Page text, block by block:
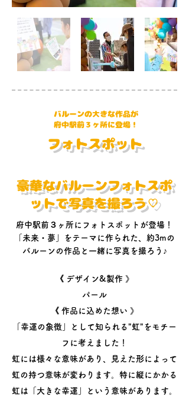
​フォトスポット
​バルーンの大きな作品が
​府中駅前３ヶ所に登場！
​豪華なバルーンフォトスポ
ットで写真を撮ろう♡
府中駅前３ヶ所にフォトスポットが登場！
「未来・夢」をテーマに作られた、約3mの
バルーンの作品と一緒に写真を撮ろう♪
《 デザイン&製作 》
パール
​《 作品に込めた想い 》
「幸運の象徴」として知られる"虹"をモチー
フに考えました！
虹には様々な意味があり、見えた形によって
虹の持つ意味が変わります。特に縦にかかる
虹は「大きな幸運」という意味があります。